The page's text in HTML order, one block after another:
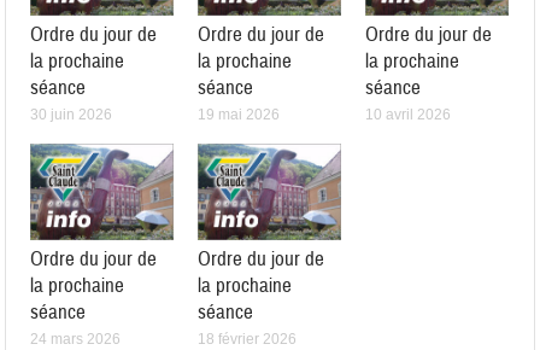
Ordre du jour de
la prochaine
séance
30 juin 2026
Ordre du jour de
la prochaine
séance
19 mai 2026
Ordre du jour de
la prochaine
séance
10 avril 2026
Ordre du jour de
la prochaine
séance
24 mars 2026
Ordre du jour de
la prochaine
séance
18 février 2026